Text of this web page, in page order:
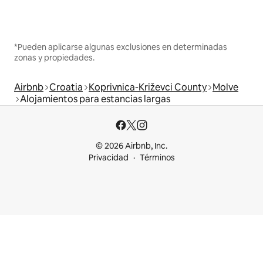
*Pueden aplicarse algunas exclusiones en determinadas
zonas y propiedades.
Airbnb Croatia Koprivnica-Križevci County Molve
Alojamientos para estancias largas
© 2026 Airbnb, Inc.
Privacidad
Términos